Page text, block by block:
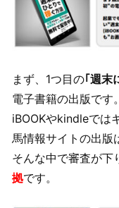
まず、1つ目の｢週末
電子書籍の出版です。
iBOOKやkindleでは
馬情報サイトの出版
そんな中で審査が下
拠です。